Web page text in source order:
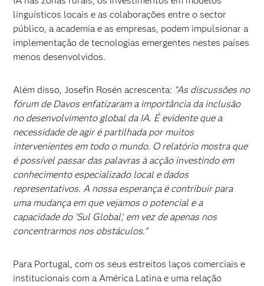
linguísticos locais e as colaborações entre o sector
público, a academia e as empresas, podem impulsionar a
implementação de tecnologias emergentes nestes países
menos desenvolvidos.
Além disso, Josefin Rosén acrescenta: “As discussões no
fórum de Davos enfatizaram a importância da inclusão
no desenvolvimento global da IA. É evidente que a
necessidade de agir é partilhada por muitos
intervenientes em todo o mundo. O relatório mostra que
é possível passar das palavras à acção investindo em
conhecimento especializado local e dados
representativos. A nossa esperança é contribuir para
uma mudança em que vejamos o potencial e a
capacidade do ‘Sul Global’, em vez de apenas nos
concentrarmos nos obstáculos.”
Para Portugal, com os seus estreitos laços comerciais e
institucionais com a América Latina e uma relação